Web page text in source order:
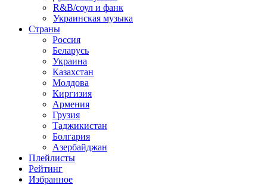
R&B/cоул и фанк
Украинская музыка
Страны
Россия
Беларусь
Украина
Казахстан
Молдова
Киргизия
Армения
Грузия
Таджикистан
Болгария
Азербайджан
Плейлисты
Рейтинг
Избранное